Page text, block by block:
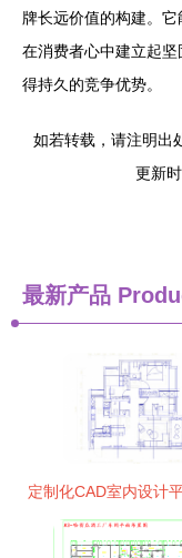
牌长远价值的构建。
在消费者心中建立起
得持久的竞争优势。
如若转载，请注明出
更新
最新产品